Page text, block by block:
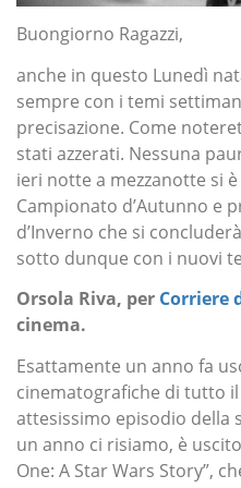
Buongiorno Ragazzi,
anche in questo Lunedì
sempre con i temi
precisazione. Come
stati azzerati. Nessuna
ieri notte a mezzanotte si
Campionato d’Autunno e
d’Inverno che si
sotto dunque con i nuovi
Orsola Riva, per Corriere
cinema.
Esattamente un anno fa
cinematografiche di tutto
attesissimo episodio della
un anno ci risiamo, è
One: A Star Wars Story”,